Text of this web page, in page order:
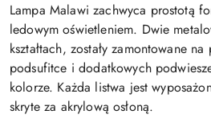
Lampa Malawi zachwyca prostotą
ledowym oświetleniem. Dwie
kształtach, zostały zamontowane
podsufitce i dodatkowych
kolorze. Każda listwa jest
skryte za akrylową osłoną.